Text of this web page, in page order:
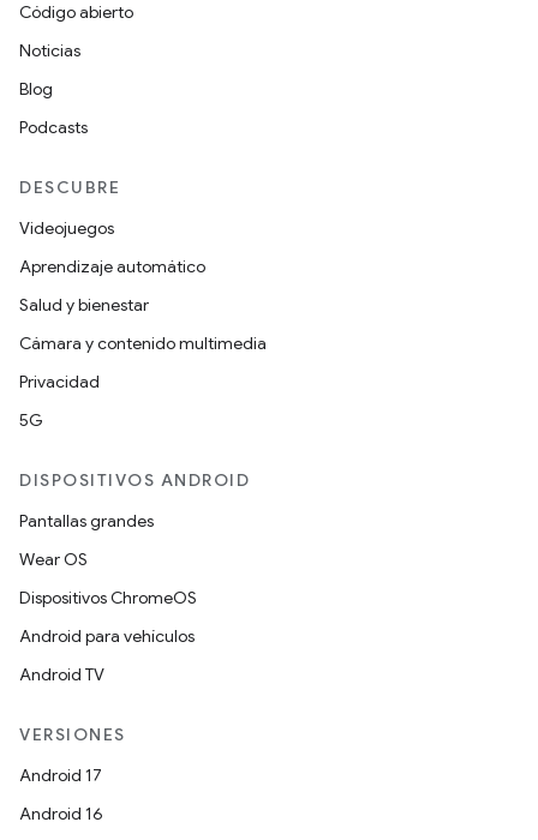
Código abierto
Noticias
Blog
Podcasts
DESCUBRE
Videojuegos
Aprendizaje automático
Salud y bienestar
Cámara y contenido multimedia
Privacidad
5G
DISPOSITIVOS ANDROID
Pantallas grandes
Wear OS
Dispositivos ChromeOS
Android para vehículos
Android TV
VERSIONES
Android 17
Android 16